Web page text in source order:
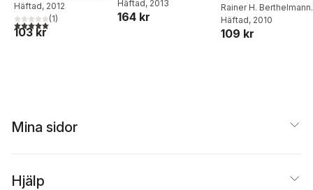
Berthelmann
Berthelmann
Häftad, 2012
5,0utav 5 stjärnor. Totalt antal röster:
(1)
103 kr
Ksenia Prokopyeva
Häftad, 2013
164 kr
Redensarten
Rainer H. Berthelmann,
Gundela Berthelmann
Häftad, 2010
109 kr
Mina sidor
Hjälp